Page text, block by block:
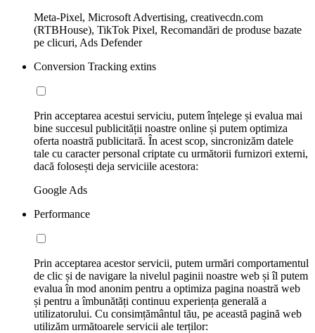
Meta-Pixel, Microsoft Advertising, creativecdn.com
(RTBHouse), TikTok Pixel, Recomandări de produse bazate
pe clicuri, Ads Defender
Conversion Tracking extins
Prin acceptarea acestui serviciu, putem înțelege și evalua mai
bine succesul publicității noastre online și putem optimiza
oferta noastră publicitară. În acest scop, sincronizăm datele
tale cu caracter personal criptate cu următorii furnizori externi,
dacă folosești deja serviciile acestora:
Google Ads
Performance
Prin acceptarea acestor servicii, putem urmări comportamentul
de clic și de navigare la nivelul paginii noastre web și îl putem
evalua în mod anonim pentru a optimiza pagina noastră web
și pentru a îmbunătăți continuu experiența generală a
utilizatorului. Cu consimțământul tău, pe această pagină web
utilizăm următoarele servicii ale terților: